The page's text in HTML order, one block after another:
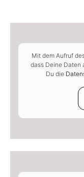
Mit dem Aufruf
dass Deine Daten
Du die